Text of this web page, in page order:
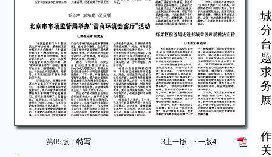
第05版： 特写 3上一版 下一版4